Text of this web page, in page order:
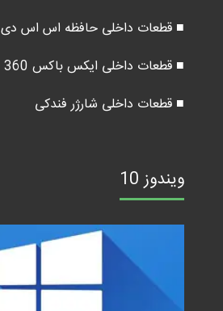
■ قطعات داخلی حافظه اس اس دی
■ قطعات داخلی ایکس باکس 360
■ قطعات داخلی شارژر فندکی
ویندوز 10